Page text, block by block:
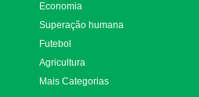
Economia
Superação humana
Futebol
Agricultura
Mais Categorias